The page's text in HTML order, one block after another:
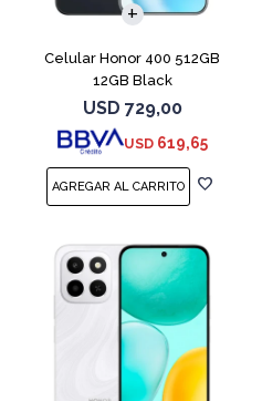
Celular Honor 400 512GB
12GB Black
USD 729,00
USD 619,65